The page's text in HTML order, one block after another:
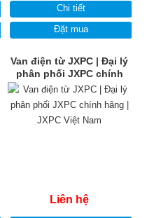
Chi tiết
Đặt mua
Van điện từ JXPC | Đại lý
phân phối JXPC chính
hãng | JXPC Việt Nam
Liên hệ